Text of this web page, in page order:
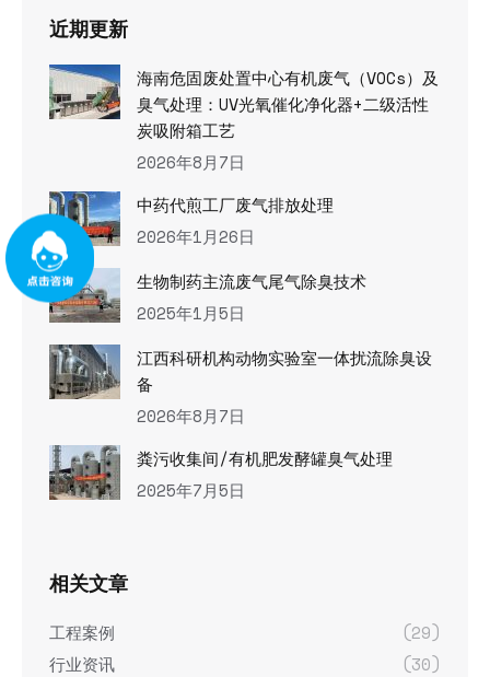
近期更新
海南危固废处置中心有机废气（VOCs）及
臭气处理：UV光氧催化净化器+二级活性
炭吸附箱工艺
2026年8月7日
中药代煎工厂废气排放处理
2026年1月26日
生物制药主流废气尾气除臭技术
2025年1月5日
江西科研机构动物实验室一体扰流除臭设
备
2026年8月7日
粪污收集间/有机肥发酵罐臭气处理
2025年7月5日
相关文章
工程案例
(29)
行业资讯
(30)